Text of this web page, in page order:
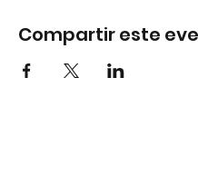
Compartir este